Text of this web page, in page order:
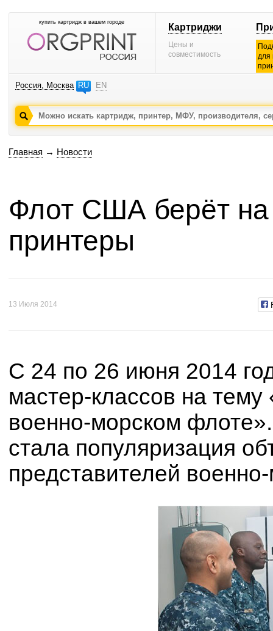
купить картридж в вашем городе Картриджи
Цены и
совместимость
для
Россия, Москва RU EN
Главная → Новости
Флот США берёт на
принтеры
13 Июля 2014
С 24 по 26 июня 2014
мастер-классов на
военно-морском
стала популяризация
представителей